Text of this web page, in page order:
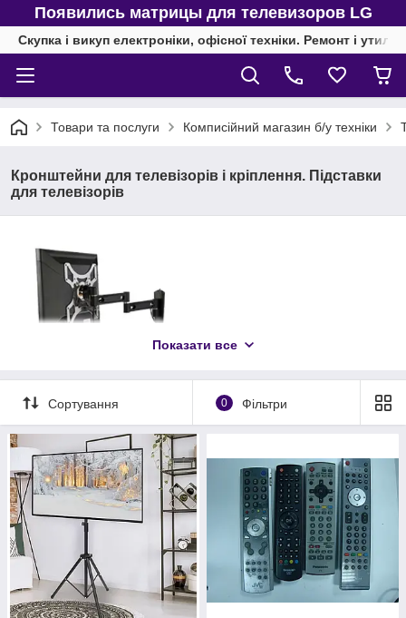
Появились матрицы для телевизоров LG
Скупка і викуп електроніки, офісної техніки. Ремонт і
Товари та послуги Комписійний магазин б/у техніки
Кронштейни для телевізорів і кріплення. Підставки
для телевізорів
Сьогодні однією з модних тенденцій розміщення телевізора
Показати все
Сортування 0 Фільтри